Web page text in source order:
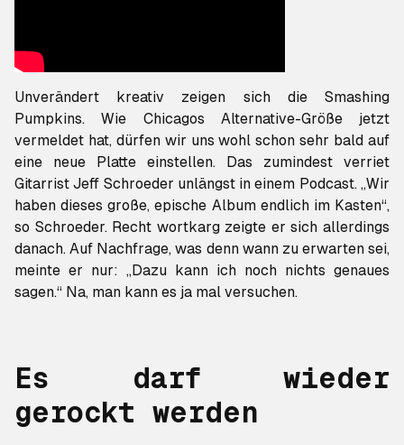
Unverändert kreativ zeigen sich die Smashing
Pumpkins. Wie Chicagos Alternative-Größe jetzt
vermeldet hat, dürfen wir uns wohl schon sehr bald auf
eine neue Platte einstellen. Das zumindest verriet
Gitarrist Jeff Schroeder unlängst in einem Podcast. „Wir
haben dieses große, epische Album endlich im Kasten“,
so Schroeder. Recht wortkarg zeigte er sich allerdings
danach. Auf Nachfrage, was denn wann zu erwarten sei,
meinte er nur: „Dazu kann ich noch nichts genaues
sagen.“ Na, man kann es ja mal versuchen.
Es darf wieder
gerockt werden